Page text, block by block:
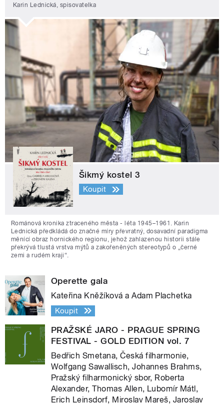
Karin Lednická, spisovatelka
Šikmý kostel 3
Koupit
Románová kronika ztraceného města - léta 1945–1961. Karin
Lednická předkládá do značné míry převratný, dosavadní paradigma
měnící obraz hornického regionu, jehož zahlazenou historii stále
překrývá tlustá vrstva mýtů a zakořeněných stereotypů o „černé
zemi a rudém kraji“.
Operette gala
Kateřina Kněžíková a Adam Plachetka
Koupit
PRAŽSKÉ JARO - PRAGUE SPRING
FESTIVAL - GOLD EDITION vol. 7
Bedřich Smetana, Česká filharmonie,
Wolfgang Sawallisch, Johannes Brahms,
Pražský filharmonický sbor, Roberta
Alexander, Thomas Allen, Lubomír Mátl,
Erich Leinsdorf, Miroslav Mareš, Jaroslav